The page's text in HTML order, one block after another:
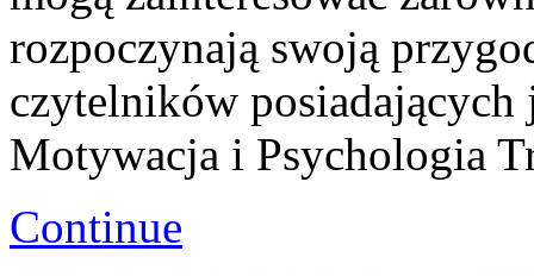
rozpoczynają swoją
czytelników
Motywacja i Psychologia
Continue